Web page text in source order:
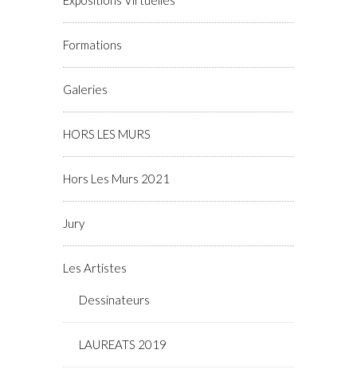
Formations
Galeries
HORS LES MURS
Hors Les Murs 2021
Jury
Les Artistes
Dessinateurs
LAUREATS 2019